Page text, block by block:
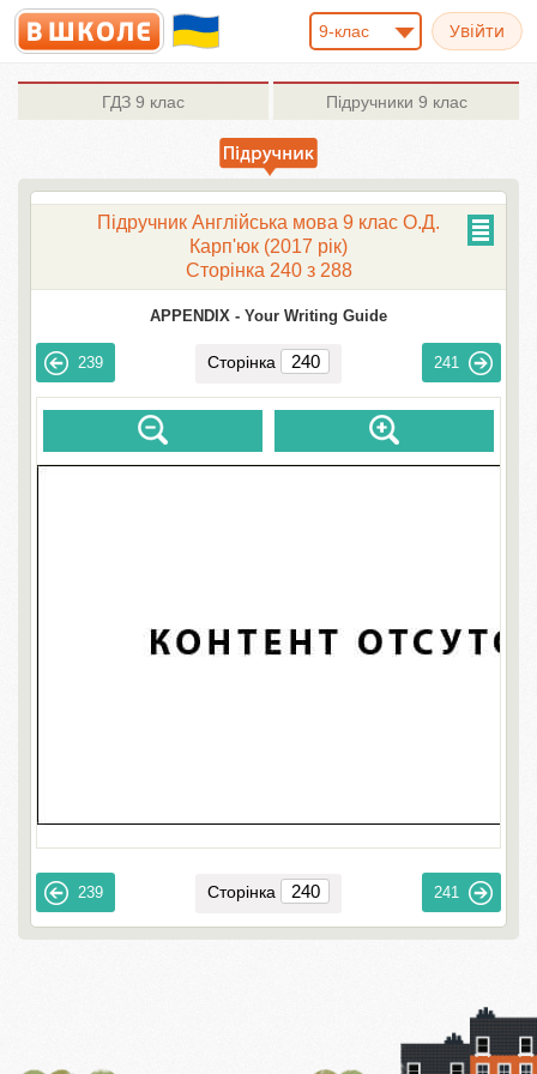
9-клас
ГДЗ 9 клас Підручники 9 клас
Підручник Англійська мова 9 клас О.Д.
Карп'юк (2017 рік)
Сторінка 240 з 288
APPENDIX - Your Writing Guide
239 Сторінка 241
239 Сторінка 241